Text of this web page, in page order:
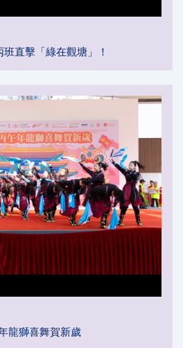
直擊「綠在觀塘」！
龍獅喜舞賀新歲